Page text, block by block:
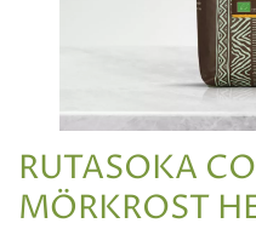
RUTASOKA
MÖRKROST